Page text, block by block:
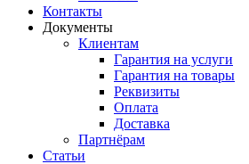
Контакты
Документы
Клиентам
Гарантия на услуги
Гарантия на товары
Реквизиты
Оплата
Доставка
Партнёрам
Статьи